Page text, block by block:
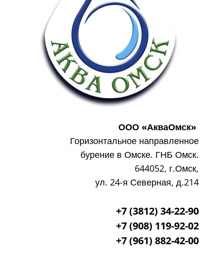
ООО «АкваОмск»
Горизонтальное направленное
бурение в Омске. ГНБ Омск.
644052, г.Омск,
ул. 24-я Северная, д.214
+7 (3812) 34-22-90
+7 (908) 119-92-02
+7(961) 882-42-00